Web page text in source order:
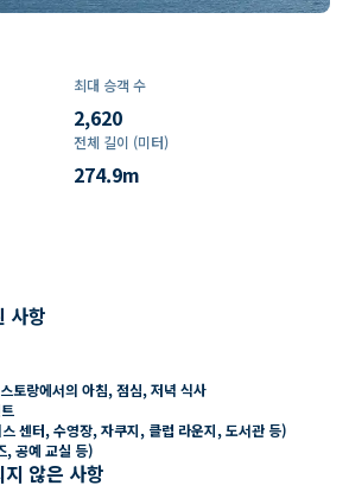
최대 승객 수
2,620
전체 길이 (미터)
274.9m
사항
토랑에서의 아침, 점심, 저녁 식사
센터, 수영장, 자쿠지, 클럽 라운지, 도서관 등)
, 공예 교실 등)
않은 사항